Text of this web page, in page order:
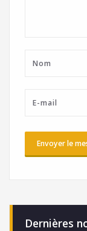
Dernières